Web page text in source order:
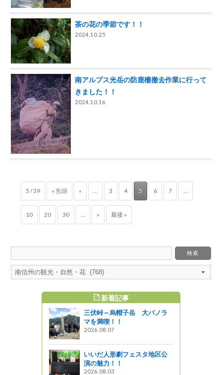
茶の花の季節です！！
2024.10.25
南アルプス光岳の防鹿柵撤去作業に行って
きました！！
2024.10.16
5 / 39 « 先頭 « ... 3 4 5 6 7 ...
10 20 30 ... » 最後 »
新着記事
三伏峠～烏帽子岳 大パノラ
マを満喫！！
2026.08.07
いいだ人形劇フェスタ地区公
演の魅力！！
2026.08.03